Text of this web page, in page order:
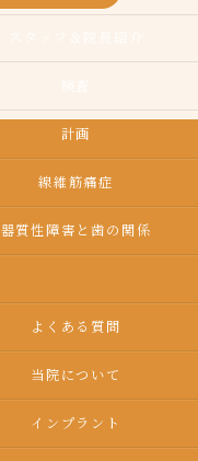
計画
線維筋痛症
器質性障害と歯の関係
よくある質問
当院について
インプラント